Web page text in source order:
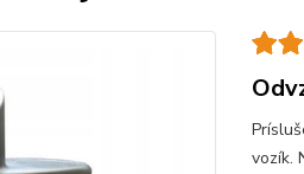
vozík.